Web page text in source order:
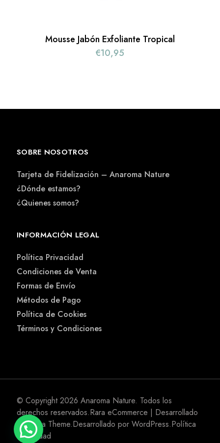
Mousse Jabón Exfoliante Tropical
€10,95
SOBRE NOSOTROS
Tarjeta de Fidelización – Anaroma Nature
¿Dónde estamos?
¿Quienes somos?
INFORMACIÓN LEGAL
Política Privacidad
Condiciones de Venta
Formas de Envío
Métodos de Pago
Política de Cookies
Términos y Condiciones
© Copyright 2026 Anaroma Nature. Todos los
derechos reservados.Rara eCommerce | Desarrollado
porRara Theme.Desarrollado por WordPress.Política
Privacidad